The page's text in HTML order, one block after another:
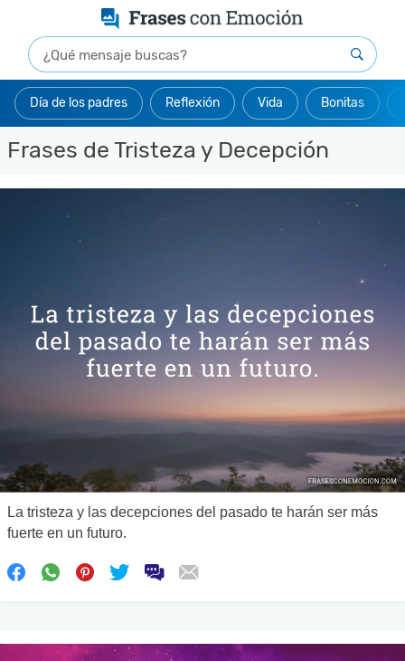
Día de los padres Reflexión Vida Bonitas
Frases de Tristeza y Decepción
La tristeza y las decepciones del pasado te harán ser más
fuerte en un futuro.